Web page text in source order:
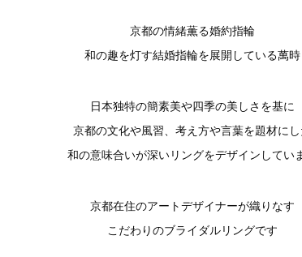
京都の情緒薫る婚約指輪
和の趣を灯す結婚指輪を展開している萬時
日本独特の簡素美や四季の美しさを基に
京都の文化や風習、考え方や言葉を題材にし
和の意味合いが深いリングをデザインしてい
京都在住のアートデザイナーが織りなす
こだわりのブライダルリングです